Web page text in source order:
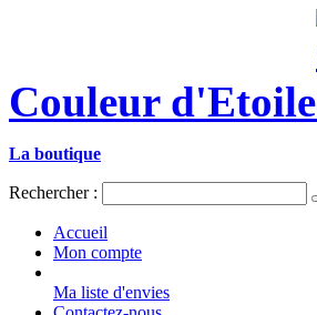
Couleur d'Etoile
La boutique
Rechercher :
Accueil
Mon compte
Ma liste d'envies